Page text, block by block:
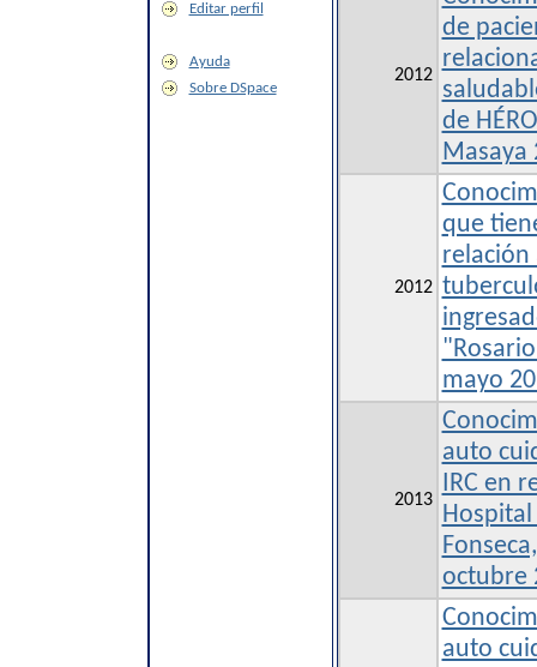
Editar perfil
Ayuda
Sobre DSpace
2012
de
de
Masaya
2012
que
relación
mayo
2013
auto
IRC en
octubre
auto